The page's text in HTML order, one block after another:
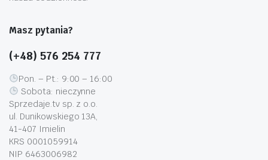
Masz pytania?
(+48) 576 254 777
Pon. – Pt.: 9:00 – 16:00
Sobota: nieczynne
Sprzedaje.tv sp. z o.o.
ul. Dunikowskiego 13A,
41-407 Imielin
KRS 0001059914
NIP 6463006982